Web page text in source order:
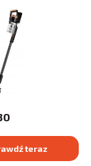
teraz